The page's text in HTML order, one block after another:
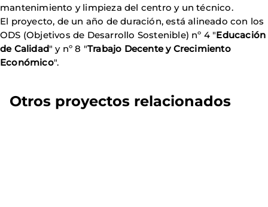
mantenimiento y limpieza del centro y un técnico.
El proyecto, de un año de duración, está alineado con los
ODS (Objetivos de Desarrollo Sostenible) nº 4 "Educación
de Calidad" y nº 8 "Trabajo Decente y Crecimiento
Económico".
Otros proyectos relacionados